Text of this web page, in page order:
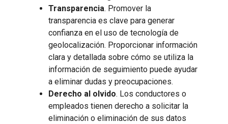
Transparencia. Promover la
transparencia es clave para generar
confianza en el uso de tecnología de
geolocalización. Proporcionar información
clara y detallada sobre cómo se utiliza la
información de seguimiento puede ayudar
a eliminar dudas y preocupaciones.
Derecho al olvido. Los conductores o
empleados tienen derecho a solicitar la
eliminación o eliminación de sus datos